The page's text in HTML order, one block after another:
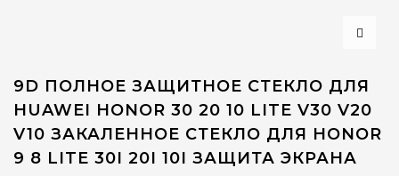
9D ПОЛНОЕ ЗАЩИТНОЕ СТЕКЛО ДЛЯ
HUAWEI HONOR 30 20 10 LITE V30 V20
V10 ЗАКАЛЕННОЕ СТЕКЛО ДЛЯ HONOR
9 8 LITE 30I 20I 10I ЗАЩИТА ЭКРАНА